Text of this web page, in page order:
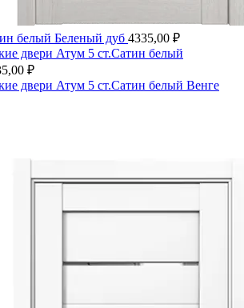
белый Беленый дуб 4335,00 ₽
Атум 5 ст.Сатин белый
₽
Атум 5 ст.Сатин белый Венге